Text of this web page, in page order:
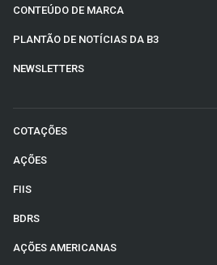
CONTEÚDO DE MARCA
PLANTÃO DE NOTÍCIAS DA B3
NEWSLETTERS
COTAÇÕES
AÇÕES
FIIS
BDRS
AÇÕES AMERICANAS